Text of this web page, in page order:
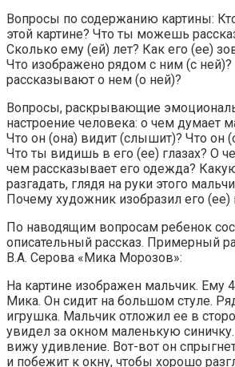
Вопросы по содержанию картины:
этой картине? Что ты можешь
Сколько ему (ей) лет? Как его (ее)
Что изображено рядом с ним (с
рассказывают о нем (о ней)?
Вопросы, раскрывающие
настроение человека: о чем думает
Что он (она) видит (слышит)? Что он
Что ты видишь в его (ее) глазах? О
чем рассказывает его одежда?
разгадать, глядя на руки этого
Почему художник изобразил его (ее)
По наводящим вопросам ребенок
описательный рассказ. Примерный
В.А. Серова «Мика Морозов»:
На картине изображен мальчик. Ему 4
Мика. Он сидит на большом стуле.
игрушка. Мальчик отложил ее в
увидел за окном маленькую синичку.
вижу удивление. Вот-вот он
и побежит к окну, чтобы хорошо